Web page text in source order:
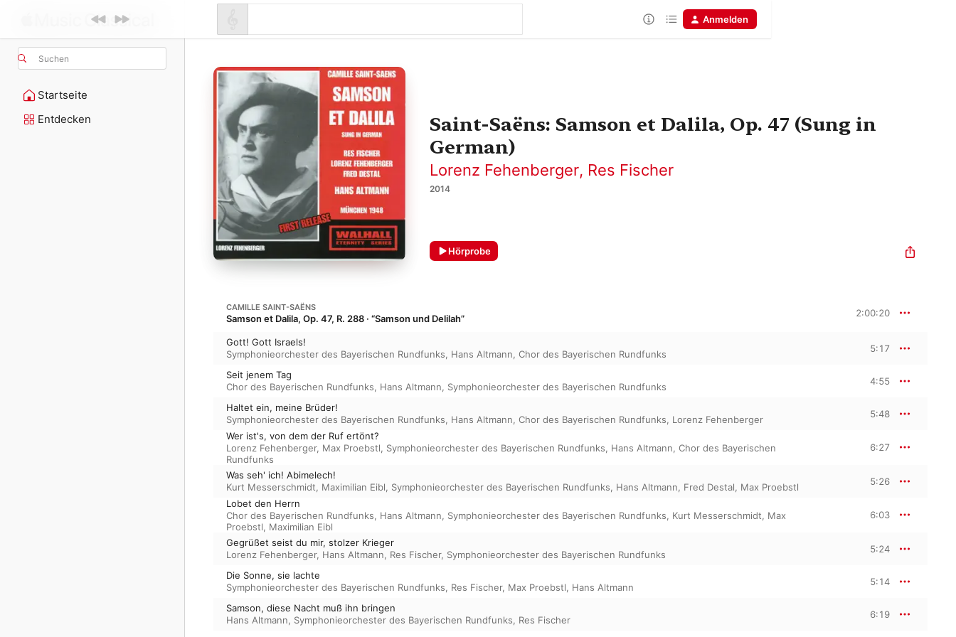
Suchen
Startseite
Entdecken
Anmelden
Saint-Saëns: Samson et Dalila, Op. 47 (Sung in
German)
Lorenz Fehenberger, Res Fischer
2014
Hörprobe
CAMILLE SAINT-SAËNS
Samson et Dalila, Op. 47, R. 288 · “Samson und Delilah” 2:00:20
Gott! Gott Israels!
Symphonieorchester des Bayerischen Rundfunks, Hans Altmann, Chor des Bayerischen Rundfunks
5:17
Seit jenem Tag
Chor des Bayerischen Rundfunks, Hans Altmann, Symphonieorchester des Bayerischen Rundfunks
4:55
Haltet ein, meine Brüder!
Symphonieorchester des Bayerischen Rundfunks, Hans Altmann, Chor des Bayerischen Rundfunks, Lorenz Fehenberger
5:48
Wer ist's, von dem der Ruf ertönt?
Lorenz Fehenberger, Max Proebstl, Symphonieorchester des Bayerischen Rundfunks, Hans Altmann, Chor des Bayerischen
Rundfunks
6:27
Was seh' ich! Abimelech!
Kurt Messerschmidt, Maximilian Eibl, Symphonieorchester des Bayerischen Rundfunks, Hans Altmann, Fred Destal, Max Proebstl
5:26
Lobet den Herrn
Chor des Bayerischen Rundfunks, Hans Altmann, Symphonieorchester des Bayerischen Rundfunks, Kurt Messerschmidt, Max
Proebstl, Maximilian Eibl
6:03
Gegrüßet seist du mir, stolzer Krieger
Lorenz Fehenberger, Hans Altmann, Res Fischer, Symphonieorchester des Bayerischen Rundfunks
5:24
Die Sonne, sie lachte
Symphonieorchester des Bayerischen Rundfunks, Res Fischer, Max Proebstl, Hans Altmann
5:14
Samson, diese Nacht muß ihn bringen
Hans Altmann, Symphonieorchester des Bayerischen Rundfunks, Res Fischer
6:19